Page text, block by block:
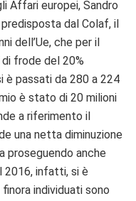
Affari europei, Sandro
dal Colaf, il
dell’Ue, che per il
frode del 20%
è passati da 280 a 224
è stato di 20 milioni
a riferimento il
una netta diminuzione
anche
2016, infatti, si è
individuati sono